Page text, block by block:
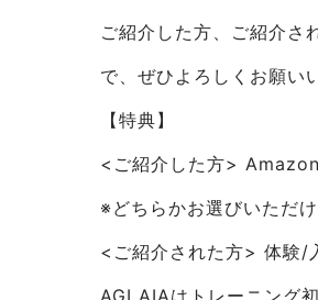
ご紹介した方、ご紹介さ
で、ぜひよろしくお願い
【特典】
<ご紹介した方>
※どちらかお選びいただ
<ご紹介された方> 体験/
AGLAIAはトレーニング